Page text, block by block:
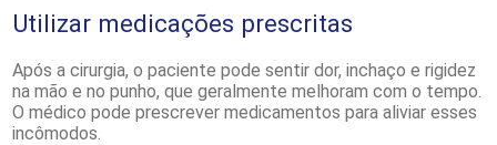
Utilizar medicações prescritas
Após a cirurgia, o paciente pode sentir dor, inchaço e rigidez
na mão e no punho, que geralmente melhoram com o tempo.
O médico pode prescrever medicamentos para aliviar esses
incômodos.